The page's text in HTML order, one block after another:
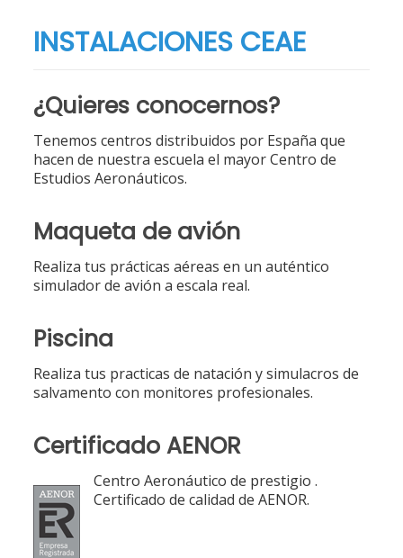
INSTALACIONES CEAE
¿Quieres conocernos?
Tenemos centros distribuidos por España que
hacen de nuestra escuela el mayor Centro de
Estudios Aeronáuticos.
Maqueta de avión
Realiza tus prácticas aéreas en un auténtico
simulador de avión a escala real.
Piscina
Realiza tus practicas de natación y simulacros de
salvamento con monitores profesionales.
Certificado AENOR
Centro Aeronáutico de prestigio .
Certificado de calidad de AENOR.